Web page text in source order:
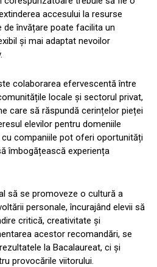
accesului la resurse
învățare poate facilita un
și mai adaptat nevoilor
colaborarea efervescentă între
locale și sectorul privat,
care să răspundă cerințelor pieței
elevilor pentru domeniile
cu companiile pot oferi oportunități
îmbogățească experiența
să se promoveze o cultură a
personale, încurajând elevii să
critică, creativitate și
acestor recomandări, se
la Bacalaureat, ci și
provocările viitorului.